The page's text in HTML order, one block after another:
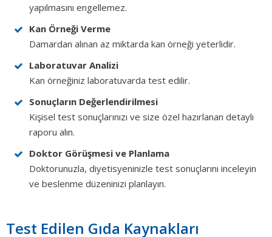
yapılmasını engellemez.
Kan Örneği Verme
Damardan alınan az miktarda kan örneği yeterlidir.
Laboratuvar Analizi
Kan örneğiniz laboratuvarda test edilir.
Sonuçların Değerlendirilmesi
Kişisel test sonuçlarınızı ve size özel hazırlanan detaylı
raporu alın.
Doktor Görüşmesi ve Planlama
Doktorunuzla, diyetisyeninizle test sonuçlarını inceleyin
ve beslenme düzeninizi planlayın.
Test Edilen Gıda Kaynakları